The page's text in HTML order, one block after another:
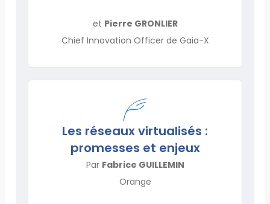
et Pierre GRONLIER
Chief Innovation Officer de Gaia-X
Les réseaux virtualisés :
promesses et enjeux
Par Fabrice GUILLEMIN
Orange